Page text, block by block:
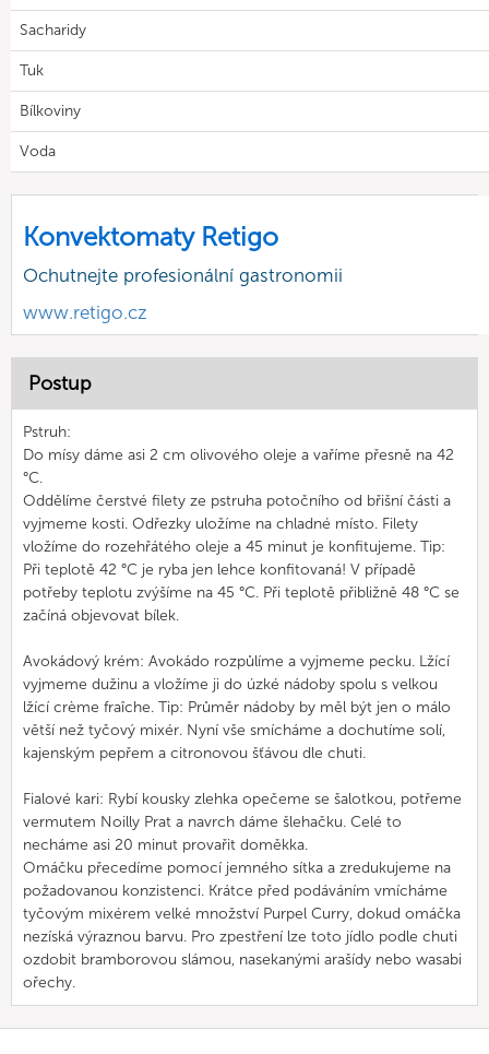
Sacharidy
Tuk
Bílkoviny
Voda
Konvektomaty Retigo
Ochutnejte profesionální gastronomii
www.retigo.cz
Postup
Pstruh:
Do mísy dáme asi 2 cm olivového oleje a vaříme přesně na 42
°C.
Oddělíme čerstvé filety ze pstruha potočního od břišní části a
vyjmeme kosti. Odřezky uložíme na chladné místo. Filety
vložíme do rozehřátého oleje a 45 minut je konfitujeme. Tip:
Při teplotě 42 °C je ryba jen lehce konfitovaná! V případě
potřeby teplotu zvýšíme na 45 °C. Při teplotě přibližně 48 °C se
začíná objevovat bílek.
Avokádový krém: Avokádo rozpůlíme a vyjmeme pecku. Lžící
vyjmeme dužinu a vložíme ji do úzké nádoby spolu s velkou
lžící crème fraîche. Tip: Průměr nádoby by měl být jen o málo
větší než tyčový mixér. Nyní vše smícháme a dochutíme solí,
kajenským pepřem a citronovou šťávou dle chuti.
Fialové kari: Rybí kousky zlehka opečeme se šalotkou, potřeme
vermutem Noilly Prat a navrch dáme šlehačku. Celé to
necháme asi 20 minut provařit doměkka.
Omáčku přecedíme pomocí jemného sítka a zredukujeme na
požadovanou konzistenci. Krátce před podáváním vmícháme
tyčovým mixérem velké množství Purpel Curry, dokud omáčka
nezíská výraznou barvu. Pro zpestření lze toto jídlo podle chuti
ozdobit bramborovou slámou, nasekanými arašídy nebo wasabi
ořechy.